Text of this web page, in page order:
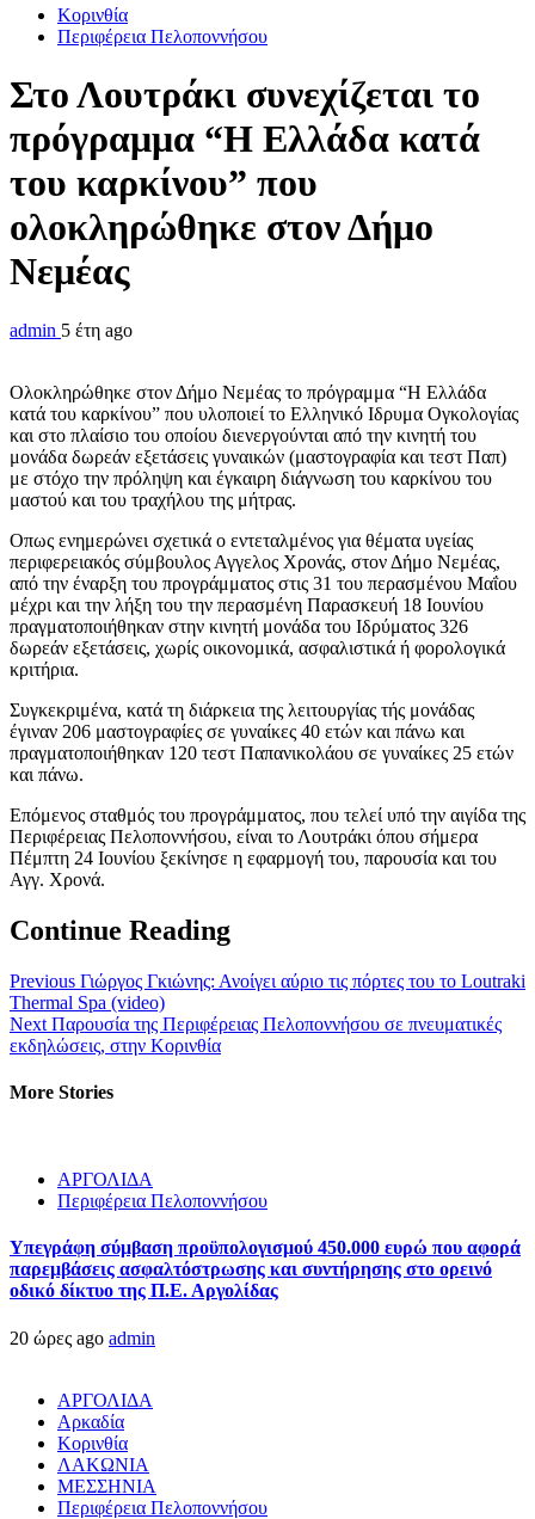
Κορινθία
Περιφέρεια Πελοποννήσου
Στο Λουτράκι συνεχίζεται το
πρόγραμμα “Η Ελλάδα κατά
του καρκίνου” που
ολοκληρώθηκε στον Δήμο
Νεμέας
admin 5 έτη ago
Ολοκληρώθηκε στον Δήμο Νεμέας το πρόγραμμα “Η Ελλάδα
κατά του καρκίνου” που υλοποιεί το Ελληνικό Ιδρυμα Ογκολογίας
και στο πλαίσιο του οποίου διενεργούνται από την κινητή του
μονάδα δωρεάν εξετάσεις γυναικών (μαστογραφία και τεστ Παπ)
με στόχο την πρόληψη και έγκαιρη διάγνωση του καρκίνου του
μαστού και του τραχήλου της μήτρας.
Οπως ενημερώνει σχετικά ο εντεταλμένος για θέματα υγείας
περιφερειακός σύμβουλος Αγγελος Χρονάς, στον Δήμο Νεμέας,
από την έναρξη του προγράμματος στις 31 του περασμένου Μαΐου
μέχρι και την λήξη του την περασμένη Παρασκευή 18 Ιουνίου
πραγματοποιήθηκαν στην κινητή μονάδα του Ιδρύματος 326
δωρεάν εξετάσεις, χωρίς οικονομικά, ασφαλιστικά ή φορολογικά
κριτήρια.
Συγκεκριμένα, κατά τη διάρκεια της λειτουργίας τής μονάδας
έγιναν 206 μαστογραφίες σε γυναίκες 40 ετών και πάνω και
πραγματοποιήθηκαν 120 τεστ Παπανικολάου σε γυναίκες 25 ετών
και πάνω.
Επόμενος σταθμός του προγράμματος, που τελεί υπό την αιγίδα της
Περιφέρειας Πελοποννήσου, είναι το Λουτράκι όπου σήμερα
Πέμπτη 24 Ιουνίου ξεκίνησε η εφαρμογή του, παρουσία και του
Αγγ. Χρονά.
Continue Reading
Previous Γιώργος Γκιώνης: Ανοίγει αύριο τις πόρτες του το Loutraki
Thermal Spa (video)
Next Παρουσία της Περιφέρειας Πελοποννήσου σε πνευματικές
εκδηλώσεις, στην Κορινθία
More Stories
ΑΡΓΟΛΙΔΑ
Περιφέρεια Πελοποννήσου
Υπεγράφη σύμβαση προϋπολογισμού 450.000 ευρώ που αφορά
παρεμβάσεις ασφαλτόστρωσης και συντήρησης στο ορεινό
οδικό δίκτυο της Π.Ε. Αργολίδας
20 ώρες ago admin
ΑΡΓΟΛΙΔΑ
Αρκαδία
Κορινθία
ΛΑΚΩΝΙΑ
ΜΕΣΣΗΝΙΑ
Περιφέρεια Πελοποννήσου